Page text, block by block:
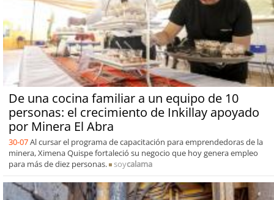
De una cocina familiar a un equipo de 10
personas: el crecimiento de Inkillay apoyado
por Minera El Abra
30-07Al cursar el programa de capacitación para emprendedoras de la
minera, Ximena Quispe fortaleció su negocio que hoy genera empleo
para más de diez personas.
soycalama